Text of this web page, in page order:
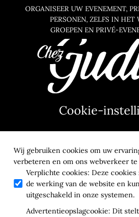
ORGANISEER UW EVENEMENT,
PERSONEN, ZELFS IN HET
GROEPEN EN PRIVÉ-
Cookie-
Wij gebruiken cookies om uw
verbeteren en om ons webverkeer te
Verplichte cookies: Deze
de werking van de website en
uitgeschakeld in onze systemen.
Advertentieopslagcookie: Dit